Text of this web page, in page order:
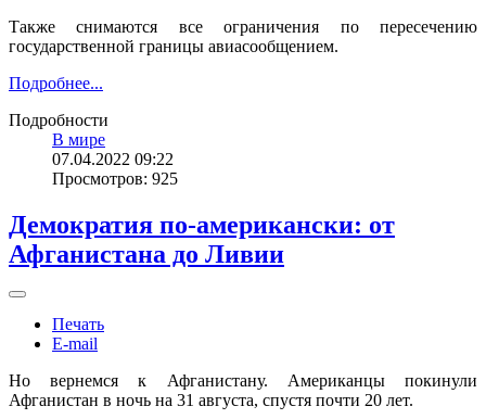
Также снимаются все ограничения по пересечению
государственной границы авиасообщением.
Подробнее...
Подробности
В мире
07.04.2022 09:22
Просмотров: 925
Демократия по-американски: от
Афганистана до Ливии
Печать
E-mail
Но вернемся к Афганистану. Американцы покинули
Афганистан в ночь на 31 августа, спустя почти 20 лет.